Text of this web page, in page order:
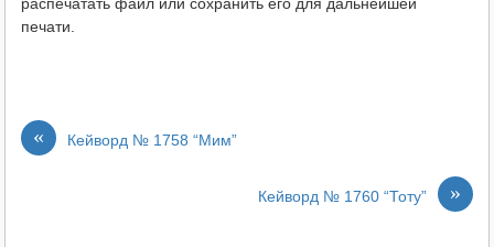
распечатать файл или сохранить его для дальнейшей
печати.
« Кейворд № 1758 “Мим”
»
Кейворд № 1760 “Тоту”